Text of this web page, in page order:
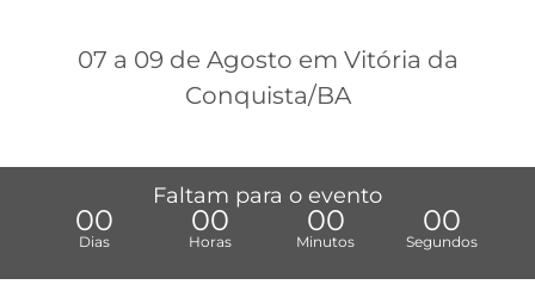
07 a 09 de Agosto em Vitória da
Conquista/BA
Faltam para o evento
00
Dias
00
Horas
00
Minutos
00
Segundos